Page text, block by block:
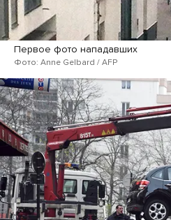
Первое фото нападавших
Фото: Anne Gelbard / AFP